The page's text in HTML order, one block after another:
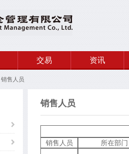
交易 资讯
销售人员
销售人员
销售人员
所在部门